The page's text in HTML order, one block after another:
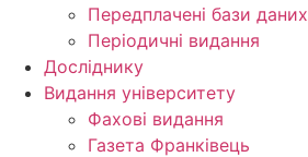
Передплачені бази даних
Періодичні видання
Досліднику
Видання університету
Фахові видання
Газета Франківець